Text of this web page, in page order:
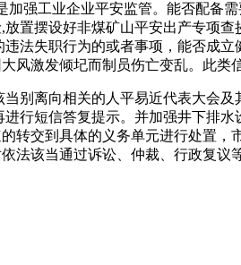
工业企业平安监管。能否配备
置摆设好非煤矿山平安出产专项
法失职行为的或者事项，能否成
风激发倾圮而制员伤亡变乱。此
离向相关的人平易近代表大会及
行短信答复提示。并加强井下排
转交到具体的义务单元进行处置
法该当通过诉讼、仲裁、行政复